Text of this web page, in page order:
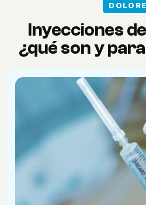
Inyecciones
¿qué son y